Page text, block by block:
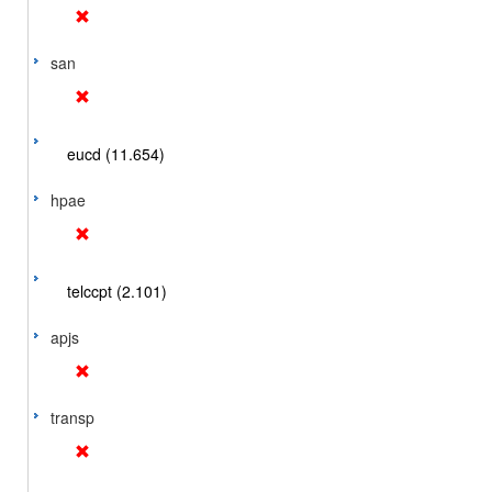
san
eucd (11.654)
hpae
telccpt (2.101)
apjs
transp